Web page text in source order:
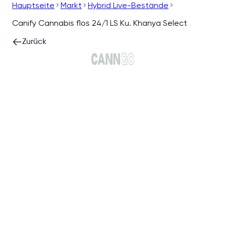
Hauptseite Markt
Hybrid Live-Bestände
Canify Cannabis flos 24/1 LS Ku. Khanya Select
Zurück